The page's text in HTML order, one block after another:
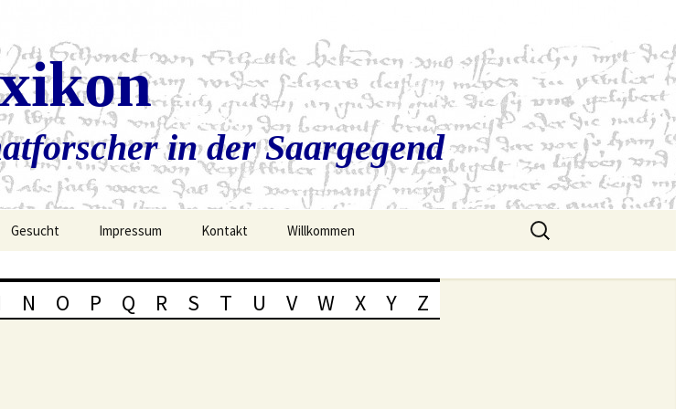
in der Saargegend
Gesucht Impressum Kontakt Willkommen
Suchen
nach:
N O P Q R S T U V W X Y Z